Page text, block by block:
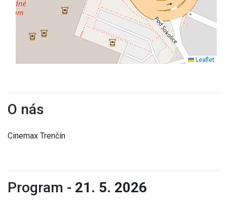
Leaflet
O nás
Cinemax Trenčín
Program - 21. 5. 2026